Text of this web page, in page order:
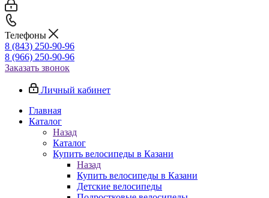
Телефоны
8 (843) 250-90-96
8 (966) 250-90-96
Заказать звонок
Личный кабинет
Главная
Каталог
Назад
Каталог
Купить велосипеды в Казани
Назад
Купить велосипеды в Казани
Детские велосипеды